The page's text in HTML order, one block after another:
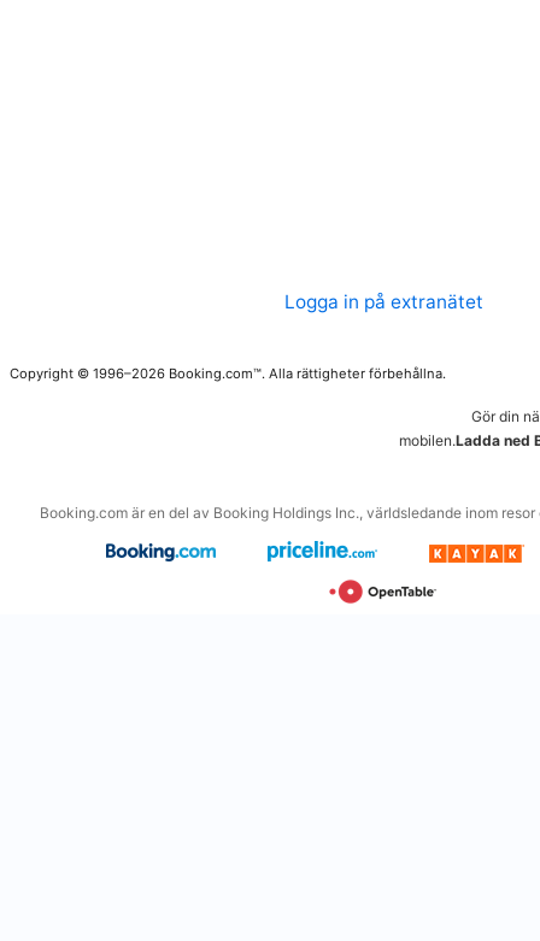
Logga in på extranätet
Copyright © 1996–2026 Booking.com™. Alla rättigheter förbehållna.
Gör din
mobilen.Ladda ned
Booking.com är en del av Booking Holdings Inc., världsledande inom